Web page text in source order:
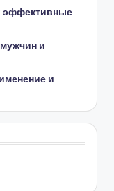
эффективные
и
и